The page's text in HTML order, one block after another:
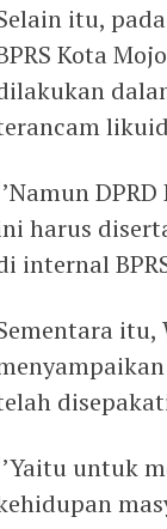
itu,
Kota
harus
internal
itu,
untuk